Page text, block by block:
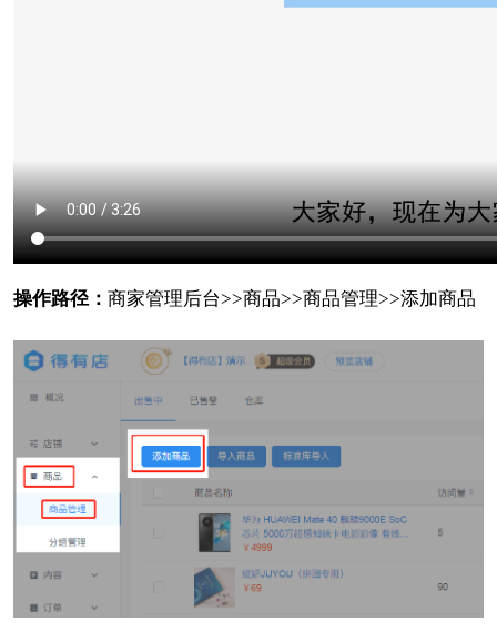
操作路径： 商家管理后台>>商品>>商品管理>>添加商品